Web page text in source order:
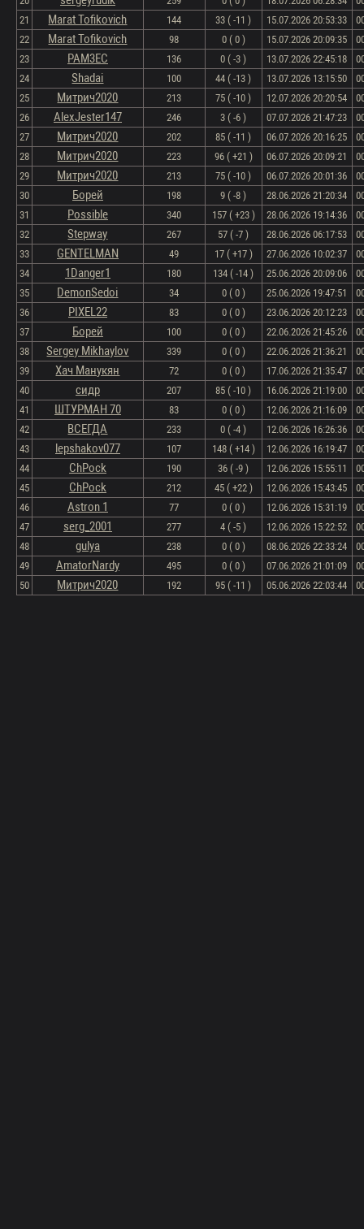
21
Marat Tofikovich 144 33 ( -11 ) 15.07.2026 20:53:33
22
Marat Tofikovich 98 0 ( 0 ) 15.07.2026 20:09:35
23
PAM3EC 136 0 ( -3 ) 13.07.2026 22:45:18
24
Shadai 100 44 ( -13 ) 13.07.2026 13:15:50
25
Митрич2020 213 75 ( -10 ) 12.07.2026 20:20:54
26
AlexJester147 246 3 ( -6 ) 07.07.2026 21:47:23
27
Митрич2020 202 85 ( -11 ) 06.07.2026 20:16:25
28
Митрич2020 223 96 ( +21 ) 06.07.2026 20:09:21
29
Митрич2020 213 75 ( -10 ) 06.07.2026 20:01:36
30
Борей 198 9 ( -8 ) 28.06.2026 21:20:34
31
Possible 340 157 ( +23 ) 28.06.2026 19:14:36
32
Stepway 267 57 ( -7 ) 28.06.2026 06:17:53
33
GENTELMAN 49 17 ( +17 ) 27.06.2026 10:02:37
34
1Danger1 180 134 ( -14 ) 25.06.2026 20:09:06
35
DemonSedoi 34 0 ( 0 ) 25.06.2026 19:47:51
36
PIXEL22 83 0 ( 0 ) 23.06.2026 20:12:23
37
Борей 100 0 ( 0 ) 22.06.2026 21:45:26
38
Sergey Mikhaylov 339 0 ( 0 ) 22.06.2026 21:36:21
39
Хач Манукян 72 0 ( 0 ) 17.06.2026 21:35:47
40
сидр 207 85 ( -10 ) 16.06.2026 21:19:00
41
ШТУРМАН 70 83 0 ( 0 ) 12.06.2026 21:16:09
42
ВСЕГДА 233 0 ( -4 ) 12.06.2026 16:26:36
43
lepshakov077 107 148 ( +14 ) 12.06.2026 16:19:47
44
ChPock 190 36 ( -9 ) 12.06.2026 15:55:11
45
ChPock 212 45 ( +22 ) 12.06.2026 15:43:45
46
Astron 1 77 0 ( 0 ) 12.06.2026 15:31:19
47
serg_2001 277 4 ( -5 ) 12.06.2026 15:22:52
48
gulya 238 0 ( 0 ) 08.06.2026 22:33:24
49
AmatorNardy 495 0 ( 0 ) 07.06.2026 21:01:09
50
Митрич2020 192 95 ( -11 ) 05.06.2026 22:03:44